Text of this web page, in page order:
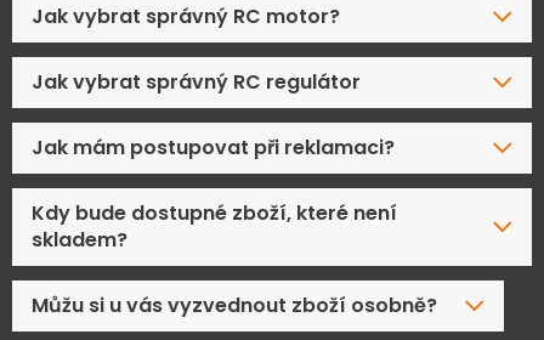
Jak vybrat správný RC motor?
Jak vybrat správný RC regulátor
Jak mám postupovat při reklamaci?
Kdy bude dostupné zboží, které není
skladem?
Můžu si u vás vyzvednout zboží osobně?